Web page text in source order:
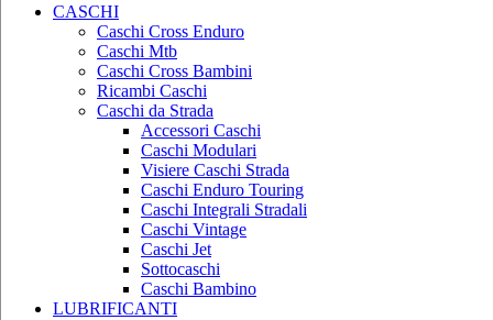
CASCHI
Caschi Cross Enduro
Caschi Mtb
Caschi Cross Bambini
Ricambi Caschi
Caschi da Strada
Accessori Caschi
Caschi Modulari
Visiere Caschi Strada
Caschi Enduro Touring
Caschi Integrali Stradali
Caschi Vintage
Caschi Jet
Sottocaschi
Caschi Bambino
LUBRIFICANTI